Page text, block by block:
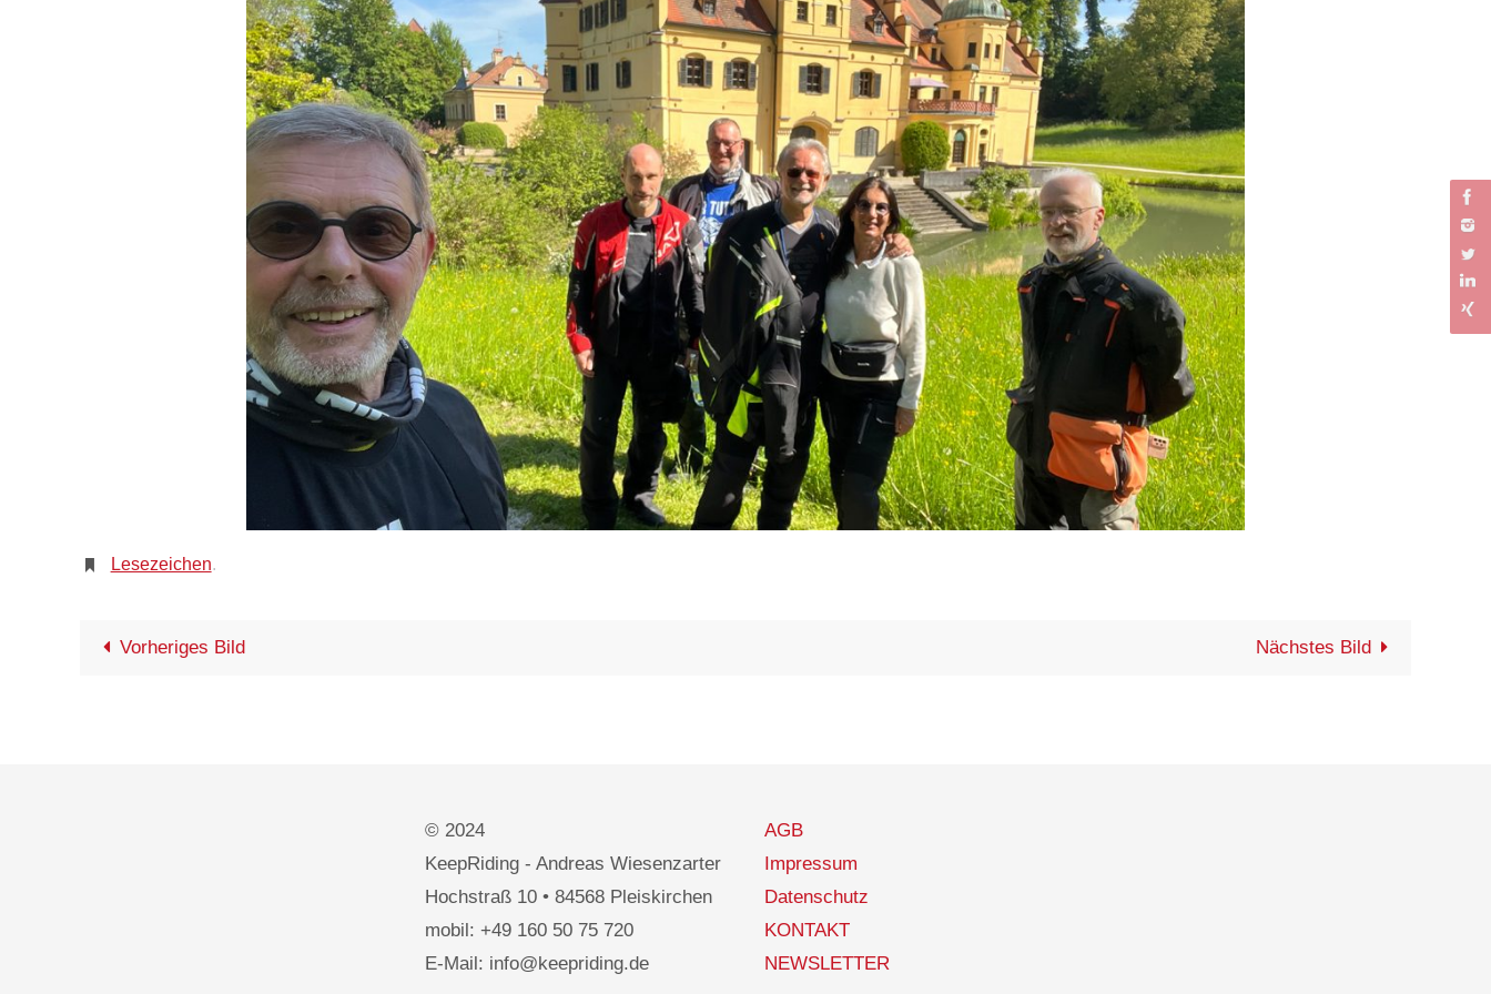
Lesezeichen.
Vorheriges Bild Nächstes Bild
© 2024
KeepRiding - Andreas Wiesenzarter
Hochstraß 10 • 84568 Pleiskirchen
mobil: +49 160 50 75 720
E-Mail: info@keepriding.de
AGB
Impressum
Datenschutz
KONTAKT
NEWSLETTER